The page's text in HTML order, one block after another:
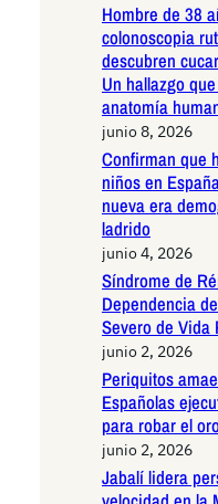
Hombre de 38
colonoscopia
descubren
Un hallazgo
anatomía
junio 8, 2026
Confirman que
niños en
nueva era
ladrido
junio 4, 2026
Síndrome de
Dependencia
Severo de Vida
junio 2, 2026
Periquitos
Españolas
para robar el
junio 2, 2026
Jabalí lidera